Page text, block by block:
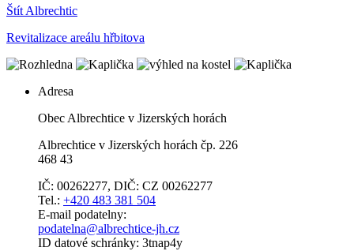
Štít Albrechtic
Revitalizace areálu hřbitova
Adresa
Obec Albrechtice v Jizerských horách
Albrechtice v Jizerských horách čp. 226
468 43
IČ: 00262277, DIČ: CZ 00262277
Tel.: +420 483 381 504
E-mail podatelny:
podatelna@albrechtice-jh.cz
ID datové schránky: 3tnap4y